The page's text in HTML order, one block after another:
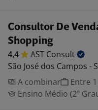
Consultor De
Shopping
4,4 AST Consult
São José dos Campos -
A combinar
Entre
Ensino Médio (2º